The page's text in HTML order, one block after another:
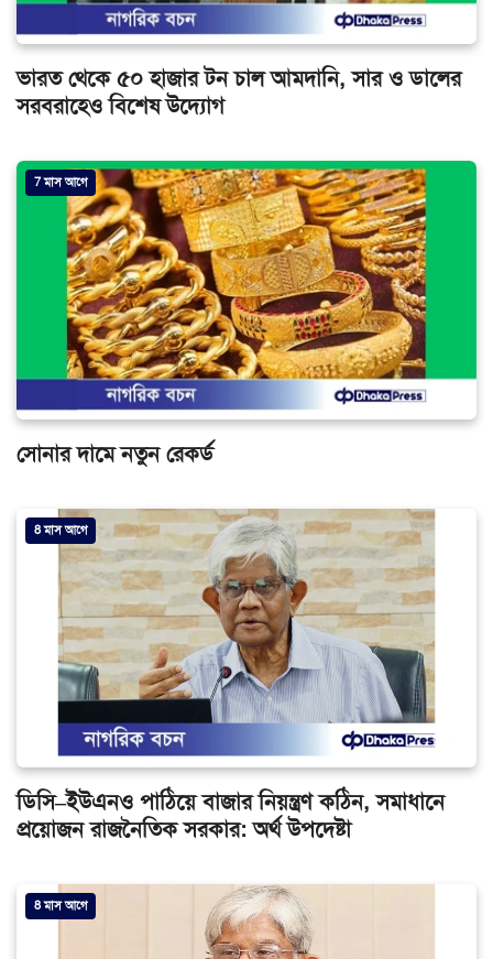
ভারত থেকে ৫০ হাজার টন চাল আমদানি, সার ও ডালের
সরবরাহেও বিশেষ উদ্যোগ
7 মাস আগে
সোনার দামে নতুন রেকর্ড
8 মাস আগে
ডিসি–ইউএনও পাঠিয়ে বাজার নিয়ন্ত্রণ কঠিন, সমাধানে
প্রয়োজন রাজনৈতিক সরকার: অর্থ উপদেষ্টা
8 মাস আগে